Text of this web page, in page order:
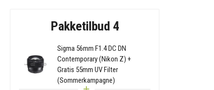
Pakketilbud 4
Sigma 56mm F1.4 DC DN
Contemporary (Nikon Z) +
Gratis 55mm UV Filter
(Sommerkampagne)